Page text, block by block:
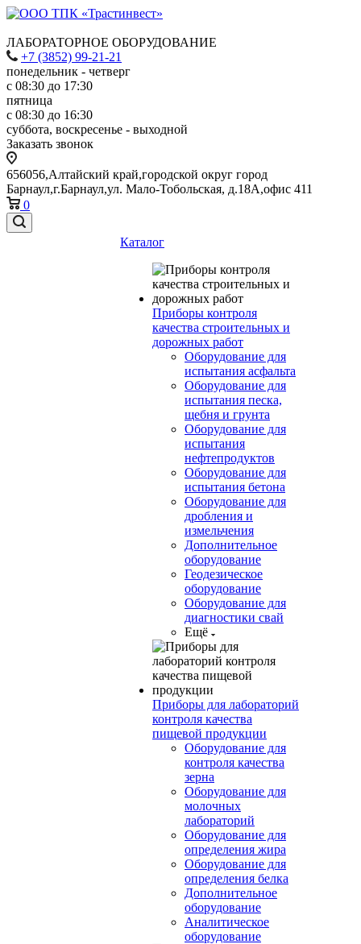
ЛАБОРАТОРНОЕ ОБОРУДОВАНИЕ
+7 (3852) 99-21-21
понедельник - четверг
с 08:30 до 17:30
пятница
с 08:30 до 16:30
суббота, воскресенье - выходной
Заказать звонок
656056,Алтайский край,городской округ город
Барнаул,г.Барнаул,ул. Мало-Тобольская, д.18А,офис 411
0
Каталог
Приборы контроля
качества строительных и
дорожных работ
Оборудование для
испытания асфальта
Оборудование для
испытания песка,
щебня и грунта
Оборудование для
испытания
нефтепродуктов
Оборудование для
испытания бетона
Оборудование для
дробления и
измельчения
Дополнительное
оборудование
Геодезическое
оборудование
Оборудование для
диагностики свай
Ещё
Приборы для лабораторий
контроля качества
пищевой продукции
Оборудование для
контроля качества
зерна
Оборудование для
молочных
лабораторий
Оборудование для
определения жира
Оборудование для
определения белка
Дополнительное
оборудование
Аналитическое
оборудование